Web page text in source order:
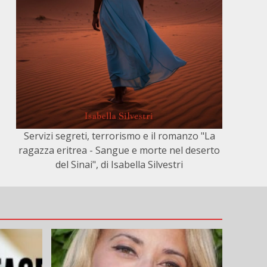
Servizi segreti, terrorismo e il romanzo "La
ragazza eritrea - Sangue e morte nel deserto
del Sinai", di Isabella Silvestri